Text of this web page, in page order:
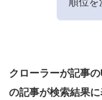
クローラーが記事
の記事が検索結果に